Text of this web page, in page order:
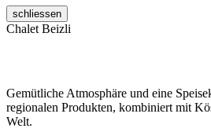
schliessen
Chalet Beizli
Gemütliche Atmosphäre und eine
regionalen Produkten, kombiniert mit
Welt.